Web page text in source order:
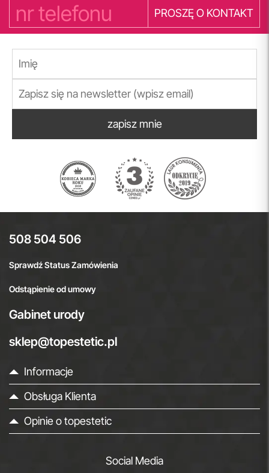
PROSZĘ O KONTAKT
zapisz mnie
508 504 506
Sprawdź Status Zamówienia
Odstąpienie od umowy
Gabinet urody
sklep@topestetic.pl
Informacje
Obsługa Klienta
Opinie o topestetic
Social Media